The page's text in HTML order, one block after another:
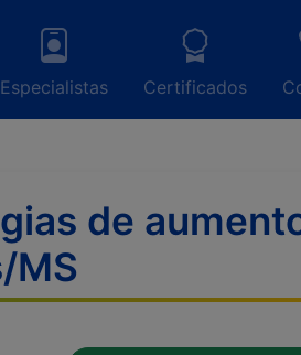
Especialistas Certificados
de
MS